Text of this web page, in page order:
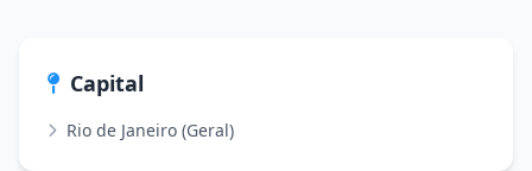
Capital
Rio de Janeiro (Geral)